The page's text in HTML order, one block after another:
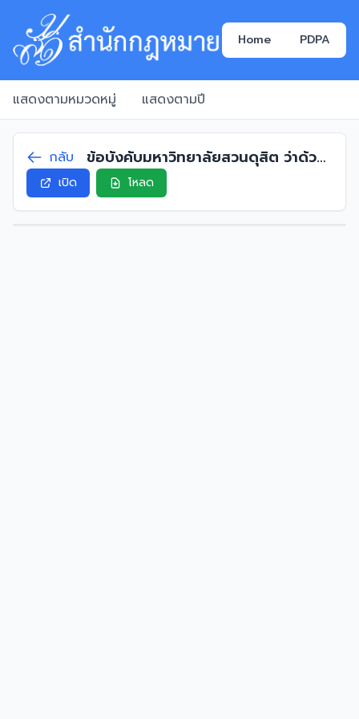
Home PDPA
แสดงตามหมวดหมู่ แสดงตามปี
กลับ
ข้อบังคับมหาวิทยาลัยสวนดุสิต ว่าด้วย
หลักเกณฑ์ และวิธีพิจารณากำหนด
ตำแหน่งทางวิชาการ (ฉบับที่ 4) พ.ศ.
เปิด โหลด